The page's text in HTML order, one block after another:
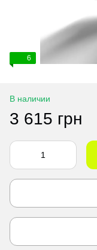
6
В наличии
3 615 грн